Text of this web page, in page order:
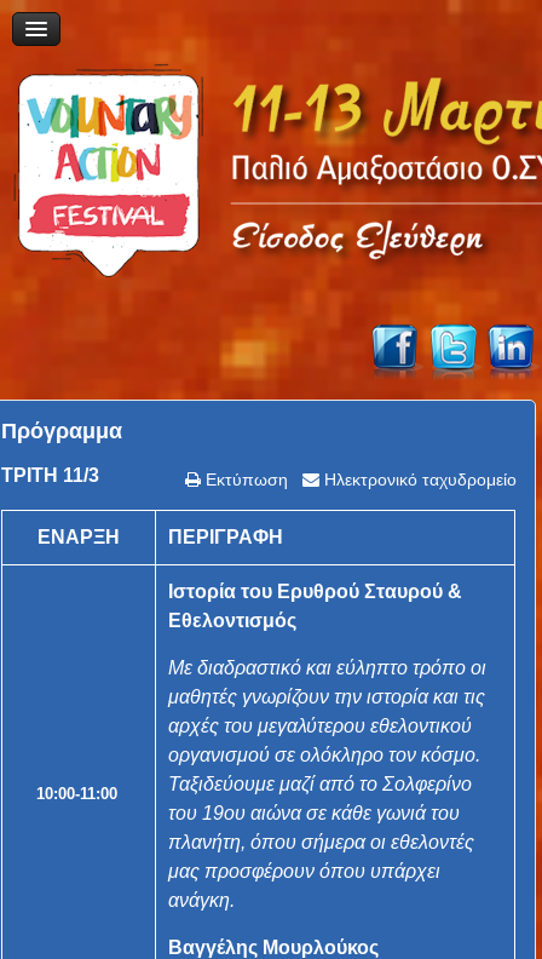
Πρόγραμμα
Εκτύπωση Ηλεκτρονικό ταχυδρομείο
ΤΡΙΤΗ 11/3
ΕΝΑΡΞΗ ΠΕΡΙΓΡΑΦΗ
10:00-11:00
Ιστορία του Ερυθρού Σταυρού &
Εθελοντισμός
Με διαδραστικό και εύληπτο τρόπο οι
μαθητές γνωρίζουν την ιστορία και τις
αρχές του μεγαλύτερου εθελοντικού
οργανισμού σε ολόκληρο τον κόσμο.
Ταξιδεύουμε μαζί από το Σολφερίνο
του 19ου αιώνα σε κάθε γωνιά του
πλανήτη, όπου σήμερα οι εθελοντές
μας προσφέρουν όπου υπάρχει
ανάγκη.
Βαγγέλης Μουρλούκος